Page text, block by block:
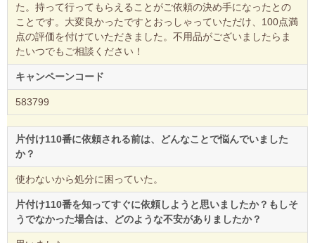
た。持って行ってもらえることがご依頼の決め手になったとの
ことです。大変良かったですとおっしゃっていただけ、100点満
点の評価を付けていただきました。不用品がございましたらま
たいつでもご相談ください！
キャンペーンコード
583799
片付け110番に依頼される前は、どんなことで悩んでいました
か？
使わないから処分に困っていた。
片付け110番を知ってすぐに依頼しようと思いましたか？もしそ
うでなかった場合は、どのような不安がありましたか？